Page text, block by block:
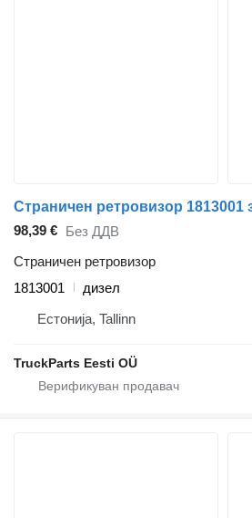
98,39 € Без ДДВ
Страничен ретровизор
1813001
дизел
Естонија, Tallinn
TruckParts Eesti OÜ